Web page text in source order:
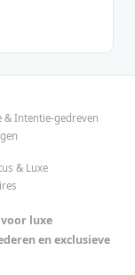
& Intentie-gedreven
& Luxe
luxe
en exclusieve